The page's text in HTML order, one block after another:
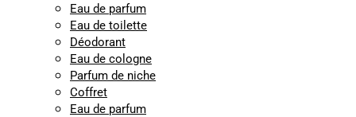
Eau de parfum
Eau de toilette
Déodorant
Eau de cologne
Parfum de niche
Coffret
Eau de parfum